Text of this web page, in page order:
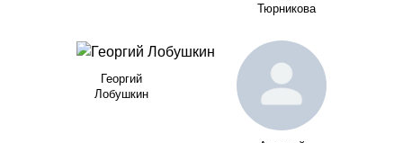
Тюрникова
Георгий
Лобушкин